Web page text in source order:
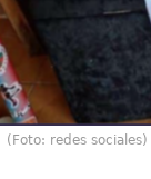
(Foto: redes sociales)